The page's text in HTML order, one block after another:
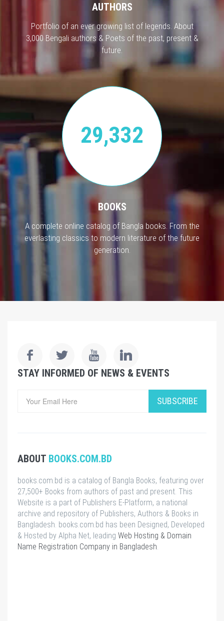
AUTHORS
Portfolio of an ever growing list of legends. About
3,000 Bengali authors & Poets of the past, present &
future.
29,332
BOOKS
A complete online catalog of Bangla books. From the
everlasting classics to modern literature of the future
generation.
STAY INFORMED OF NEWS & EVENTS
SUBSCRIBE
ABOUT BOOKS.COM.BD
books.com.bd is a catalog of Bangla Books, featuring over
27,500+ Books from authors of past and present. This
Website is a part of Publishers E-Platform, a national
archive and repository of Publishers, Authors & Books in
Bangladesh. books.com.bd has been Designed, Developed
& Hosted by Alpha Net, leading Web Hosting & Domain
Name Registration Company in Bangladesh.